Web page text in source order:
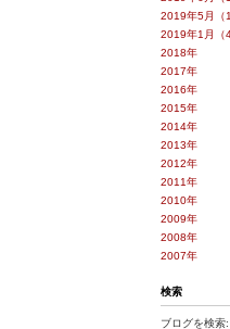
2019年5月（1
2019年1月（4
2018年
2017年
2016年
2015年
2014年
2013年
2012年
2011年
2010年
2009年
2008年
2007年
検索
ブログを検索: